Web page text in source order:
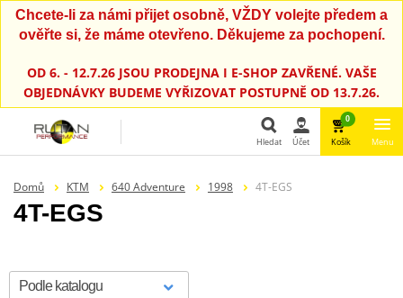
Chcete-li za námi přijet osobně, VŽDY volejte předem a
ověřte si, že máme otevřeno. Děkujeme za pochopení.
OD 6. - 12.7.26 JSOU PRODEJNA I E-SHOP ZAVŘENÉ. VAŠE
OBJEDNÁVKY BUDEME VYŘIZOVAT POSTUPNĚ OD 13.7.26.
Hledat Účet
0
Košík Menu
Domů KTM 640 Adventure 1998 4T-EGS
4T-EGS